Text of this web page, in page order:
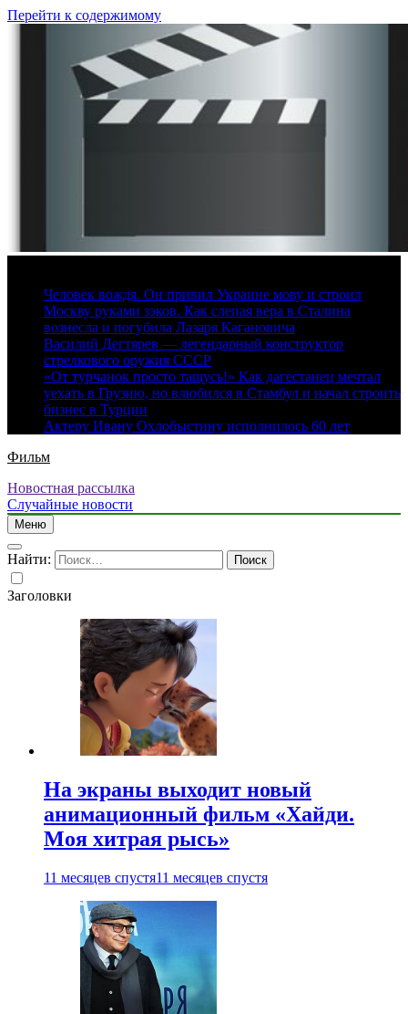
Перейти к содержимому
Человек вождя. Он привил Украине мову и строил
Москву руками зэков. Как слепая вера в Сталина
вознесла и погубила Лазаря Кагановича
Василий Дегтярев — легендарный конструктор
стрелкового оружия СССР
«От турчанок просто тащусь!» Как дагестанец мечтал
уехать в Грузию, но влюбился в Стамбул и начал строить
бизнес в Турции
Актеру Ивану Охлобыстину исполнилось 60 лет
Фильм
Новостная рассылка
Случайные новости
Меню
Найти:
Заголовки
На экраны выходит новый
анимационный фильм «Хайди.
Моя хитрая рысь»
11 месяцев спустя11 месяцев спустя